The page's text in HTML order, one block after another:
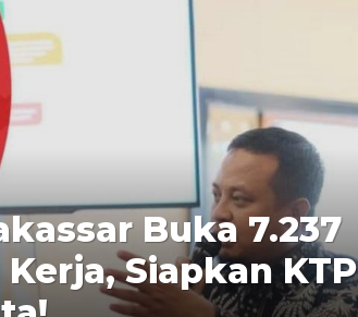
Buka 7.237
Siapkan KTP